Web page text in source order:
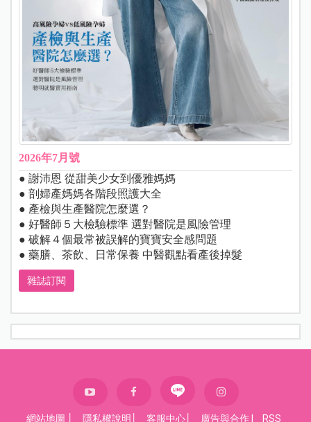
2026年7月號
● 謝沛恩 從甜美少女到優雅媽媽
● 剖婦產媽媽各階段照護大全
● 產檢與生產醫院怎麼選？
● 好醫師５大檢驗標準 選對醫院是風險管理
● 破解４個最常被誤解的寶寶安全感問題
● 藥膳、茶飲、日常保養 中醫觀點看產後掉髮
雜誌訂閱
網站地圖 隱私權說明 客服中心 廣告與合作 RSS